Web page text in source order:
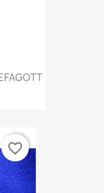
favorite_border